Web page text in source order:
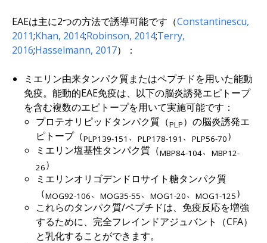
EAEは主に2つの方法で誘導可能です（Constantinescu,
2011;Khan, 2014;Robinson, 2014;Terry,
2016;Hasselmann, 2017）：
ミエリン由来タンパク質またはペプチドを用いた能動
免疫。能動的EAE免疫は、以下の脳炎誘発エピトープ
を含む複数のエピトープを用いて実施可能です：
プロテオリピッドタンパク質（PLP）の脳炎誘発エ
ピトープ（PLP139-151 、 PLP178-191 、 PLP56-70）
ミエリン塩基性タンパク質（MBP84-104、
MBP12-
26）
ミエリンオリゴデンドロサイト糖タンパク質
（MOG92-106、 MOG35-55、 MOG1-20、 MOG1-125）
これらのタンパク質/ペプチドは、免疫反応を増強
するために、完全フレインドアジュバント（CFA）
と乳化することができます。